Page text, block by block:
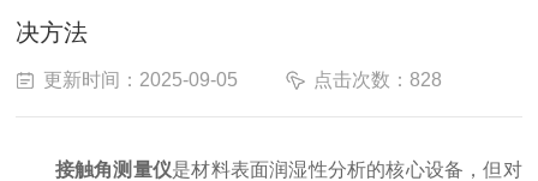
决方法
更新时间：2025-09-05 点击次数：828
接触角测量仪是材料表面润湿性分析的核心设备，但对